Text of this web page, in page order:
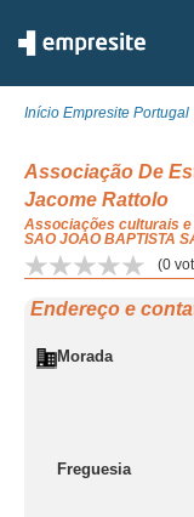
Início Empresite Portugal
Associação De
Jacome Rattolo
Associações culturais e
SAO JOAO BAPTISTA
(0
Endereço e
Morada
Freguesia